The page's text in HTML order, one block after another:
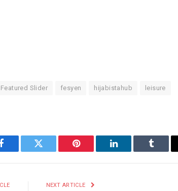
Featured Slider fesyen hijabistahub leisure
Facebook Twitter Pinterest LinkedIn Tumblr
NEXT ARTICLE